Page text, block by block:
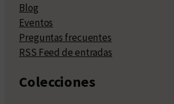
Blog
Eventos
Preguntas frecuentes
RSS Feed de entradas
Colecciones